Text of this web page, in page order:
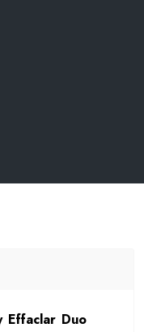
Effaclar Duo